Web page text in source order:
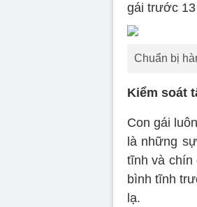
gái trước
Chuẩn bị
Kiểm soát
Con gái
là những
tĩnh và chín
bình tĩnh
lạ.